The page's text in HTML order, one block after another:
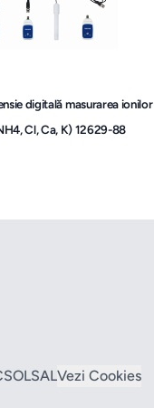
digitală masurarea ionilor
Cl, Ca, K) 12629-88
SOLSAL Vezi Cookies